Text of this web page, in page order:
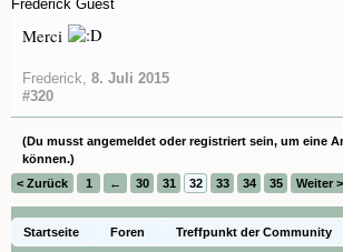
Frederick Guest
Merci
Frederick, 8. Juli 2015
#320
(Du musst angemeldet oder registriert sein, um eine
können.)
< Zurück
1 ← 30 31 32 33 34 35 Weiter >
Startseite Foren Treffpunkt der Community